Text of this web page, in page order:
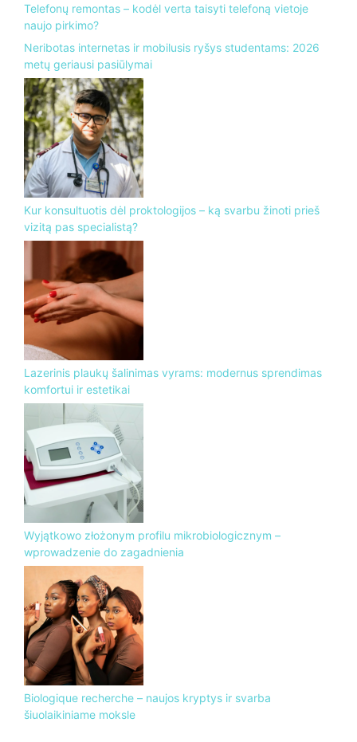
Telefonų remontas – kodėl verta taisyti telefoną vietoje
naujo pirkimo?
Neribotas internetas ir mobilusis ryšys studentams: 2026
metų geriausi pasiūlymai
Kur konsultuotis dėl proktologijos – ką svarbu žinoti prieš
vizitą pas specialistą?
Lazerinis plaukų šalinimas vyrams: modernus sprendimas
komfortui ir estetikai
Wyjątkowo złożonym profilu mikrobiologicznym –
wprowadzenie do zagadnienia
Biologique recherche – naujos kryptys ir svarba
šiuolaikiniame moksle